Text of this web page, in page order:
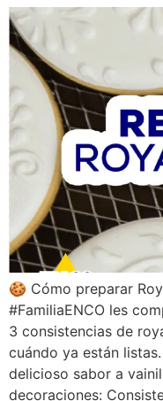
🍪 Cómo preparar
#FamiliaENCO les
3 consistencias de
cuándo ya están
delicioso sabor a
decoraciones: